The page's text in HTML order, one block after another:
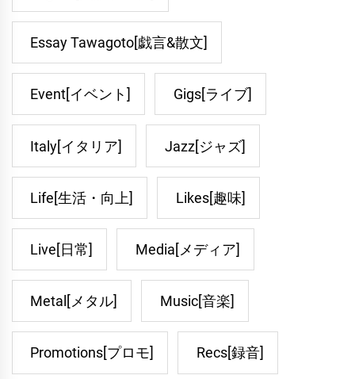
Essay Tawagoto[戯言&散文]
Event[イベント] Gigs[ライブ]
Italy[イタリア] Jazz[ジャズ]
Life[生活・向上] Likes[趣味]
Live[日常] Media[メディア]
Metal[メタル] Music[音楽]
Promotions[プロモ] Recs[録音]